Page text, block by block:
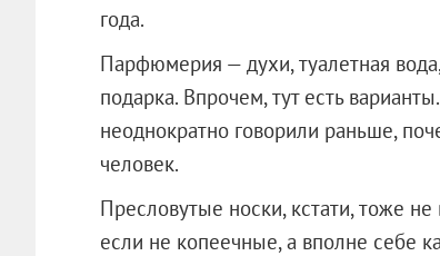
года.
Парфюмерия — духи, туалетная
подарка. Впрочем, тут есть
неоднократно говорили раньше,
человек.
Пресловутые носки, кстати, тоже
если не копеечные, а вполне себе